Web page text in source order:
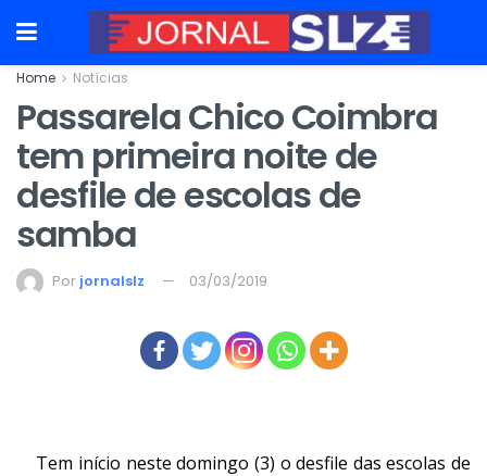
Home Notícias
Passarela Chico Coimbra
tem primeira noite de
desfile de escolas de
samba
Por jornalslz 03/03/2019
Tem início neste domingo (3) o desfile das escolas de